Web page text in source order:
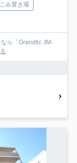
み置き場
ら「Grandtic JM-